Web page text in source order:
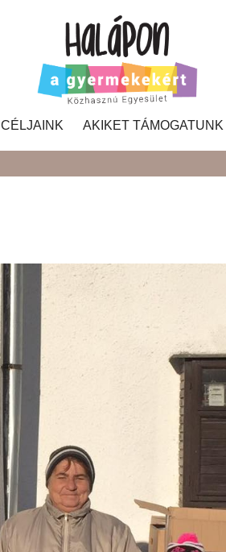
CÉLJAINK AKIKET TÁMOGATUNK